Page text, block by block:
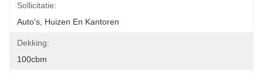
Sollicitatie:
Auto's, Huizen En Kantoren
Dekking:
100cbm